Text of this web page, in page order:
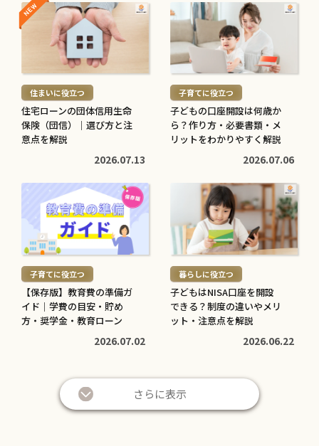
続
き
む
>
NEW
NEW
住まいに役立つ
住宅ローンの団体信用生命
保険（団信）｜選び方と注
意点を解説
2026.07.13
続
き
を
読
む
> 子育てに役立つ
子どもの口座開設は何歳か
ら？作り方・必要書類・メ
リットをわかりやすく解説
2026.07.06
を
読
む
> 子育てに役立つ
【保存版】教育費の準備ガ
イド｜学費の目安・貯め
方・奨学金・教育ローン
2026.07.02
を
読
む
> 暮らしに役立つ
子どもはNISA口座を開設
できる？制度の違いやメリ
ット・注意点を解説
2026.06.22
さらに表示